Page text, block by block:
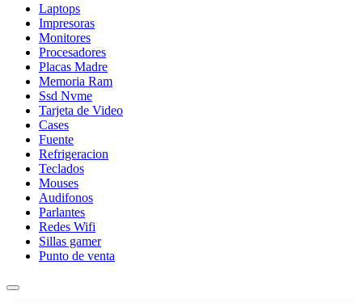
Laptops
Impresoras
Monitores
Procesadores
Placas Madre
Memoria Ram
Ssd Nvme
Tarjeta de Video
Cases
Fuente
Refrigeracion
Teclados
Mouses
Audifonos
Parlantes
Redes Wifi
Sillas gamer
Punto de venta